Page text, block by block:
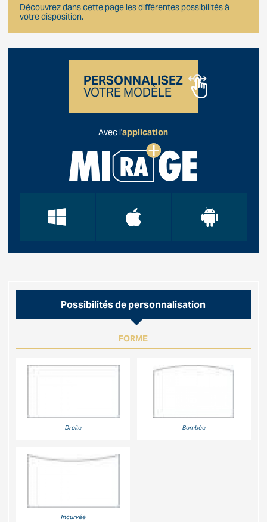
Découvrez dans cette page les différentes possibilités à
votre disposition.
PERSONNALISEZ
VOTRE MODÈLE
Avec l'application
Possibilités de personnalisation
FORME
Droite Bombée
Incurvée